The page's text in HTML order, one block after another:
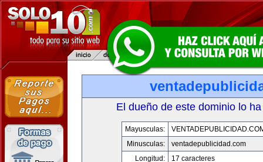
El dueño de este dominio lo
Mayusculas:
Minusculas:
ventadepublicidad.com
Longitud:
17 caracteres